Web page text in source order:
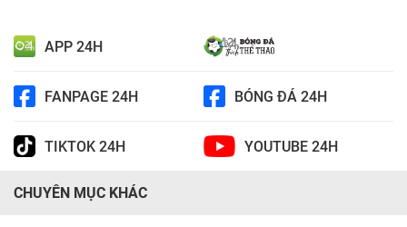
APP 24H
FANPAGE 24H BÓNG ĐÁ 24H
TIKTOK 24H YOUTUBE 24H
CHUYÊN MỤC KHÁC